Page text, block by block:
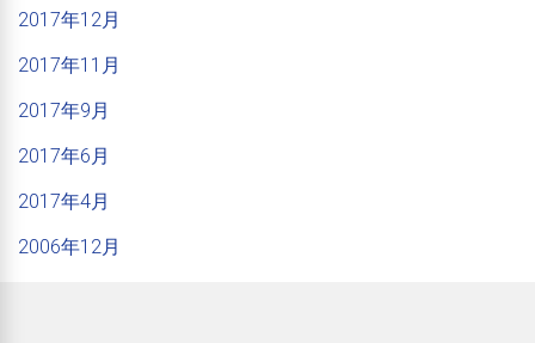
2017年12月
2017年11月
2017年9月
2017年6月
2017年4月
2006年12月